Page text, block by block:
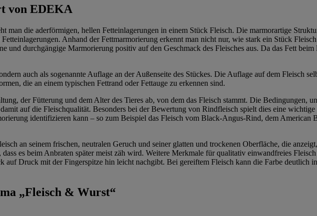
von EDEKA
man die aderförmigen, hellen Fetteinlagerungen in einem Stück Fleisch. Die marmorartige
Anhand der Fettmarmorierung erkennt man nicht nur, wie stark ein Stück
und durchgängige Marmorierung positiv auf den Geschmack des Fleisches aus. Da das Fett
auch als sogenannte Auflage an der Außenseite des Stückes. Die Auflage auf dem Fleisch
die an einem typischen Fettrand oder Fettauge zu erkennen sind.
der Fütterung und dem Alter des Tieres ab, von dem das Fleisch stammt. Die Bedingungen,
auf die Fleischqualität. Besonders bei der Bewertung von Rindfleisch spielt dies eine
identifizieren kann – so zum Beispiel das Fleisch vom Black-Angus-Rind, dem American
an seinem frischen, neutralen Geruch und seiner glatten und trockenen Oberfläche, die
es beim Anbraten später meist zäh wird. Weitere Merkmale für qualitativ einwandfreies
auf Druck mit der Fingerspitze hin leicht nachgibt. Bei gereiftem Fleisch kann die Farbe deutlich
„Fleisch & Wurst“